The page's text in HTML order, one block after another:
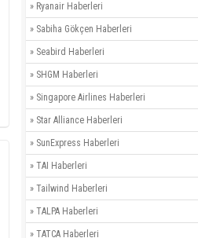
» Ryanair Haberleri
» Sabiha Gökçen Haberleri
» Seabird Haberleri
» SHGM Haberleri
» Singapore Airlines Haberleri
» Star Alliance Haberleri
» SunExpress Haberleri
» TAI Haberleri
» Tailwind Haberleri
» TALPA Haberleri
» TATCA Haberleri